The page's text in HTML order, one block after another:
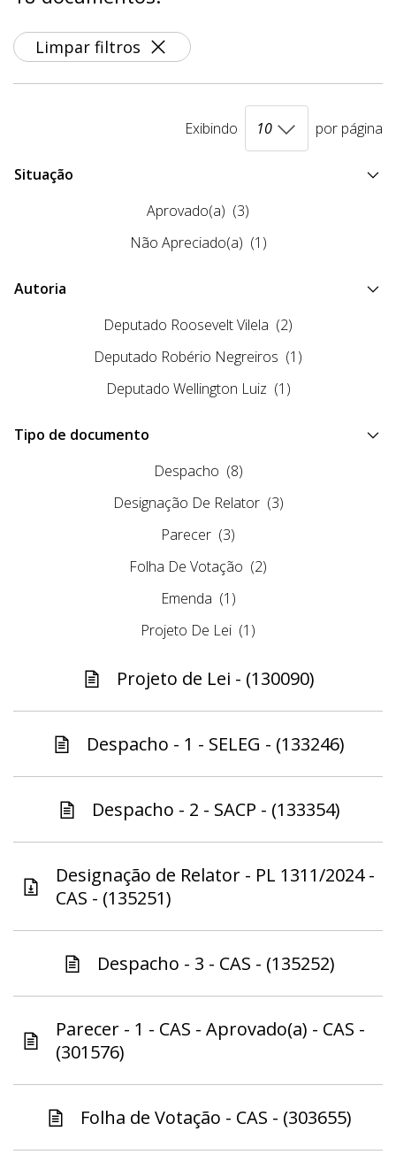
Limpar filtros
Exibindo por página
Situação
Aprovado(a) (3)
Não Apreciado(a) (1)
Autoria
Deputado Roosevelt Vilela (2)
Deputado Robério Negreiros (1)
Deputado Wellington Luiz (1)
Tipo de documento
Despacho (8)
Designação De Relator (3)
Parecer (3)
Folha De Votação (2)
Emenda (1)
Projeto De Lei (1)
Projeto de Lei - (130090)
Despacho - 1 - SELEG - (133246)
Despacho - 2 - SACP - (133354)
Designação de Relator - PL 1311/2024 -
CAS - (135251)
Despacho - 3 - CAS - (135252)
Parecer - 1 - CAS - Aprovado(a) - CAS -
(301576)
Folha de Votação - CAS - (303655)